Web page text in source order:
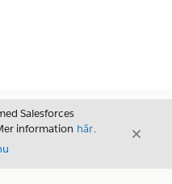
Salesforces
information här.
Stäng